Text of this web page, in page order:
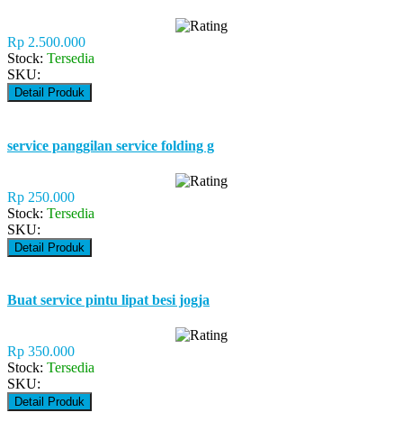
Rp 2.500.000
Stock: Tersedia
SKU:
Detail Produk
service panggilan service folding g
Rp 250.000
Stock: Tersedia
SKU:
Detail Produk
Buat service pintu lipat besi jogja
Rp 350.000
Stock: Tersedia
SKU:
Detail Produk